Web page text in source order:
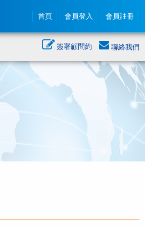
首頁 會員登入 會員註冊
簽署顧問約 聯絡我們